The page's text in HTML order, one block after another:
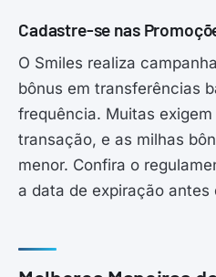
Cadastre-se nas
O Smiles realiza
bônus em transferências
frequência. Muitas
transação, e as milhas
menor. Confira o
a data de expiração antes